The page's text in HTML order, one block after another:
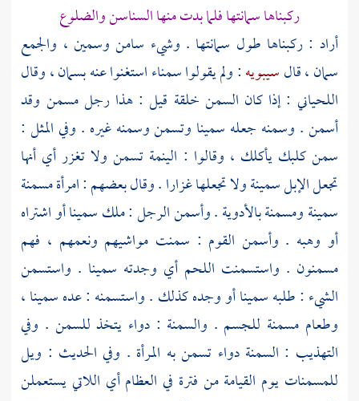
ركبناها سمانتها فلما بدت منها السناسن والضلوع
أراد : ركبناها طول سمانتها . وشيء سامن وسمين ، والجمع
سمان ، قالسيبويه: ولم يقولوا سمناء استغنوا عنه بسمان ، وقال
اللحياني : إذا كان السمن خلقة قيل : هذا رجل مسمن وقد
أسمن . وسمنه جعله سمينا وتسمن وسمنه غيره . وفي المثل :
سمن كلبك يأكلك ، وقالوا : الينمة تسمن ولا تغزر أي أنها
تجعل الإبل سمينة ولا تجعلها غزارا . وقال بعضهم : امرأة مسمنة
سمينة ومسمنة بالأدوية . وأسمن الرجل : ملك سمينا أو اشتراه
أو وهبه . وأسمن القوم : سمنت مواشيهم ونعمهم ، فهم
مسمنون . واستسمنت اللحم أي وجدته سمينا . واستسمن
الشيء : طلبه سمينا أو وجده كذلك . واستسمنه : عده سمينا ،
وطعام مسمنة للجسم . والسمنة : دواء يتخذ للسمن . وفي
التهذيب : السمنة دواء تسمن به المرأة . وفي الحديث : ويل
للمسمنات يوم القيامة من فترة في العظام أي اللاتي يستعملن